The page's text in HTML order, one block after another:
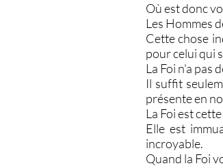
Où est donc
Les Hommes
Cette chose
pour celui qui
La Foi n'a pas
Il suffit
présente en
La Foi est
Elle est
incroyable.
Quand la Foi